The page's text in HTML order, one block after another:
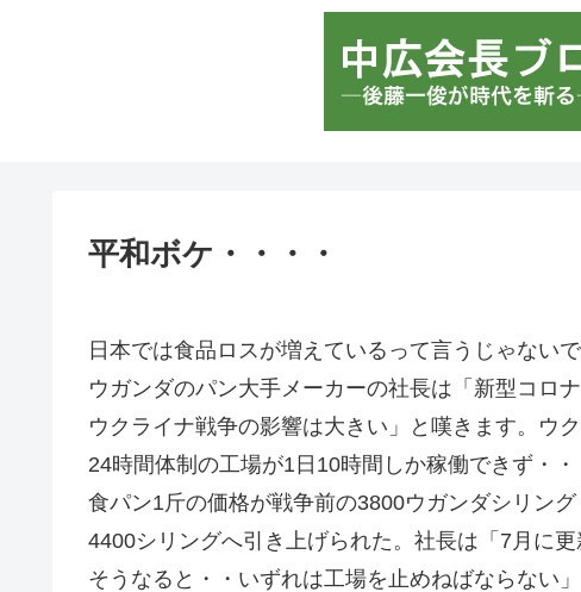
平和ボケ・・・・
日本では食品ロスが増えているって言うじゃない
ウガンダのパン大手メーカーの社長は「新型コロ
ウクライナ戦争の影響は大きい」と嘆きます。ウ
24時間体制の工場が1日10時間しか稼働できず・・
食パン1斤の価格が戦争前の3800ウガンダシリン
4400シリングへ引き上げられた。社長は「7月に更
そうなると・・いずれは工場を止めねばならない